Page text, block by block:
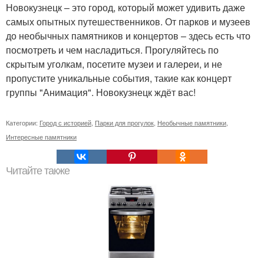
Новокузнецк – это город, который может удивить даже
самых опытных путешественников. От парков и музеев
до необычных памятников и концертов – здесь есть что
посмотреть и чем насладиться. Прогуляйтесь по
скрытым уголкам, посетите музеи и галереи, и не
пропустите уникальные события, такие как концерт
группы "Анимация". Новокузнецк ждёт вас!
Категории: Город с историей Парки для прогулок Необычные памятники
Интересные памятники
Читайте также